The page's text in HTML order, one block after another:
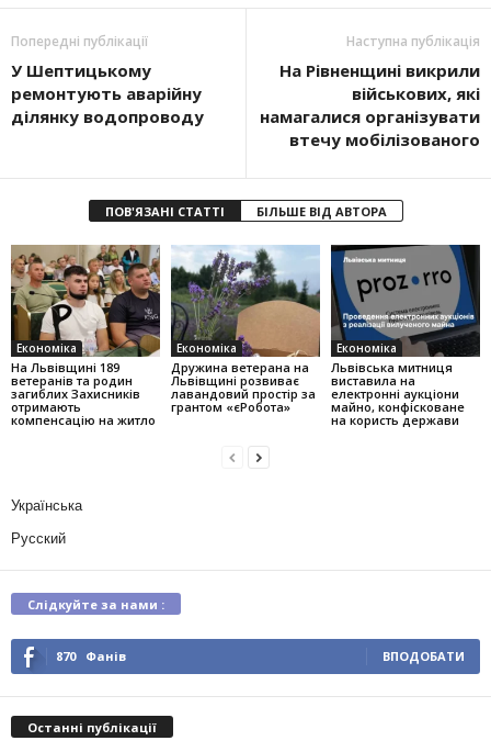
Попередні публікації
У Шептицькому
ремонтують аварійну
ділянку водопроводу
Наступна публікація
На Рівненщині викрили
військових, які
намагалися організувати
втечу мобілізованого
ПОВ'ЯЗАНІ СТАТТІ БІЛЬШЕ ВІД АВТОРА
Економіка
На Львівщині 189
ветеранів та родин
загиблих Захисників
отримають
компенсацію на житло
Економіка
Дружина ветерана на
Львівщині розвиває
лавандовий простір за
грантом «єРобота»
Економіка
Львівська митниця
виставила на
електронні аукціони
майно, конфісковане
на користь держави
Українська
Русский
Слідкуйте за нами :
870 Фанів ВПОДОБАТИ
Останні публікації